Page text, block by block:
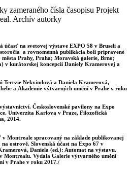
zameraného čísla časopisu Projekt
Archív autorky
účasť na svetovej výstave EXPO 58 v Bruseli a
a rovnomenná publikácia boli pripravené
Prahy, Praha; Moravská galerie, Brno;
v kurátorskej koncepcii Daniely Kramerovej a
Terezie Nekvindová a Daniela Kramerová,
a Akademie výtvarných umění v Prahe v roku
Československé pavilony na Expo
Univerzita Karlova v Praze, Filozofická
2014.
v Montreale spracovaný na základe publikovanej
ostrově. Slovenská účast na Expo 67 v
Daniela (ed.): Automat na výstavu.
Montrealu. Vydala Galerie výtvarného umění
v Prahe v roku 2017./